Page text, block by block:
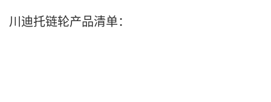
川迪托链轮产品清单：